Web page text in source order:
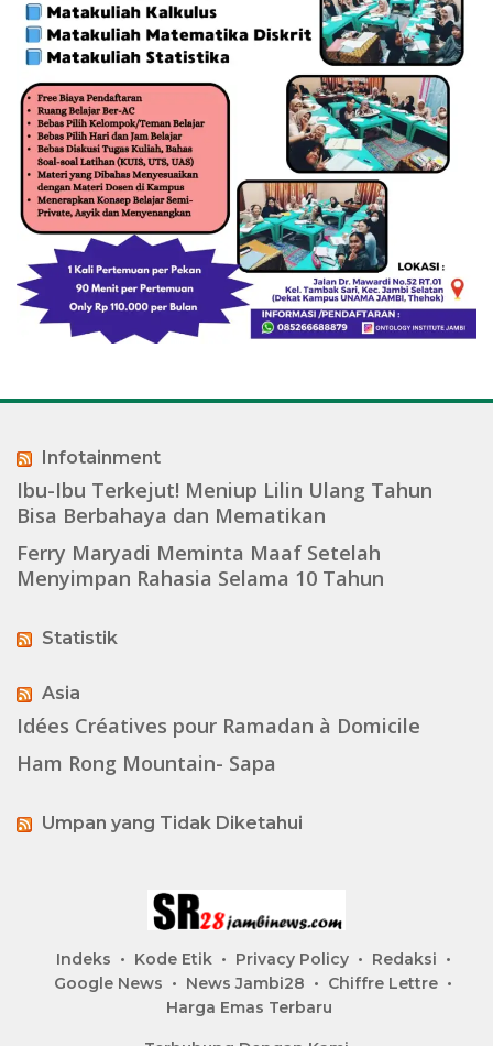
Infotainment
Ibu-Ibu Terkejut! Meniup Lilin Ulang Tahun
Bisa Berbahaya dan Mematikan
Ferry Maryadi Meminta Maaf Setelah
Menyimpan Rahasia Selama 10 Tahun
Statistik
Asia
Idées Créatives pour Ramadan à Domicile
Ham Rong Mountain- Sapa
Umpan yang Tidak Diketahui
Indeks Kode Etik Privacy Policy
Redaksi
Google News
News Jambi28
Chiffre Lettre
Harga Emas Terbaru